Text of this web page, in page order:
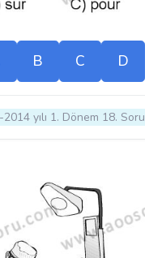
B C D
yılı 1. Dönem 18. Soru